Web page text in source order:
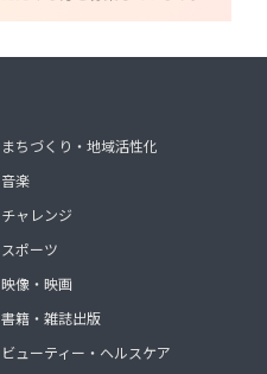
まちづくり・地域活性化
音楽
チャレンジ
スポーツ
映像・映画
書籍・雑誌出版
ビューティー・ヘルスケア